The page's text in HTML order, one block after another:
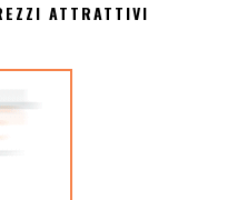
ATTRATTIVI